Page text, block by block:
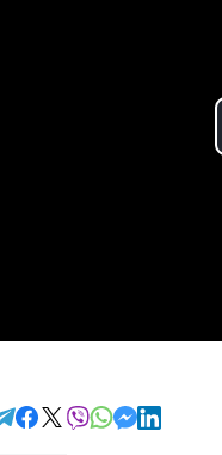
отправить в Telegram
поделиться в
поделиться в X
отправить в
отправить